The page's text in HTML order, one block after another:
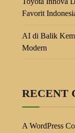
Favorit
AI di Balik
Modern
RECENT
A WordPress